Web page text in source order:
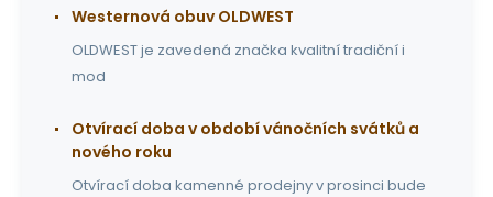
Westernová obuv OLDWEST
OLDWEST je zavedená značka kvalitní tradiční i
mod
Otvírací doba v období vánočních svátků a
nového roku
Otvírací doba kamenné prodejny v prosinci bude